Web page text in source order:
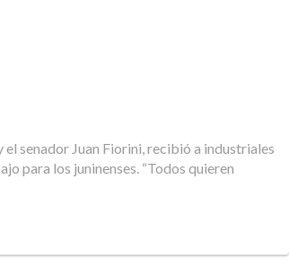
senador Juan Fiorini, recibió a industriales
para los juninenses. “Todos quieren